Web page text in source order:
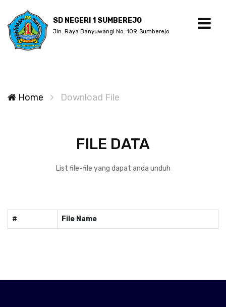
SD NEGERI 1 SUMBEREJO
Jln. Raya Banyuwangi No. 109, Sumberejo
Home Download File
FILE DATA
List file-file yang dapat anda unduh
# File Name